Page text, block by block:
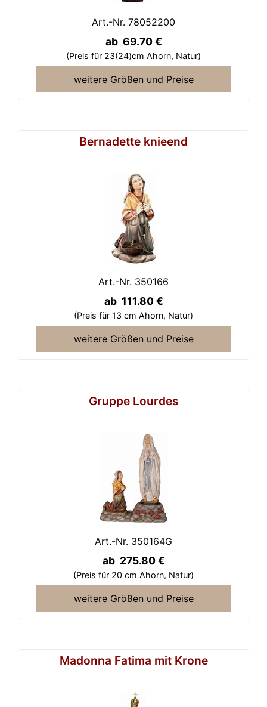
Art.-Nr. 78052200
ab 69.70 €
(Preis für 23(24)cm Ahorn, Natur)
weitere Größen und Preise
Bernadette knieend
Art.-Nr. 350166
ab 111.80 €
(Preis für 13 cm Ahorn, Natur)
weitere Größen und Preise
Gruppe Lourdes
Art.-Nr. 350164G
ab 275.80 €
(Preis für 20 cm Ahorn, Natur)
weitere Größen und Preise
Madonna Fatima mit Krone